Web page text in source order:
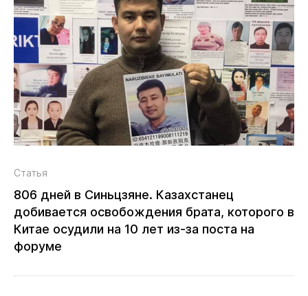
Статья
806 дней в Синьцзяне. Казахстанец
добивается освобождения брата, которого в
Китае осудили на 10 лет из‑за поста на
форуме